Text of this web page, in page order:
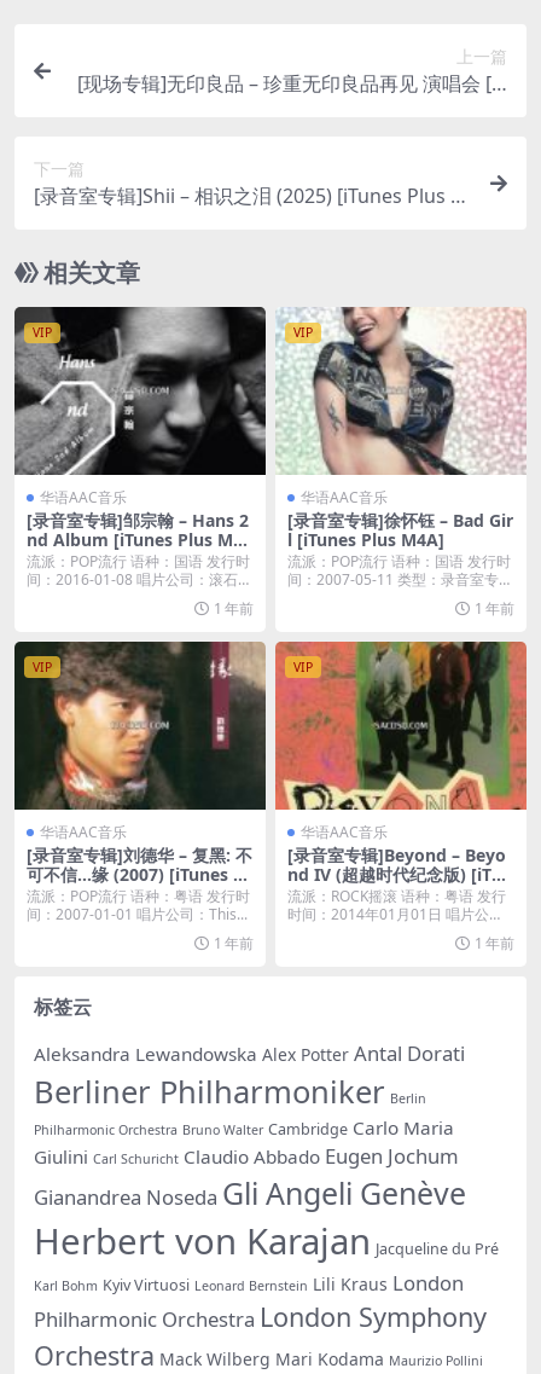
上一篇
[现场专辑]无印良品 – 珍重无印良品再见 演唱会 [iT
下一篇
[录音室专辑]Shii – 相识之泪 (2025) [iTunes Plus M
相关文章
VIP
华语AAC音乐
[录音室专辑]邹宗翰 – Hans 2
nd Album [iTunes Plus M4
A]
流派：POP流行 语种：国语 发行时
间：2016-01-08 唱片公司：滚石唱
1 年前
VIP
华语AAC音乐
[录音室专辑]徐怀钰 – Bad Gir
l [iTunes Plus M4A]
流派：POP流行 语种：国语 发行时
间：2007-05-11 类型：录音室专辑
1 年前
VIP
华语AAC音乐
[录音室专辑]刘德华 – 复黑: 不
可不信…缘 (2007) [iTunes Pl
us M4A]
流派：POP流行 语种：粤语 发行时
间：2007-01-01 唱片公司：This...
1 年前
VIP
华语AAC音乐
[录音室专辑]Beyond – Beyo
nd IV (超越时代纪念版) [iTun
es Plus M4A]
流派：ROCK摇滚 语种：粤语 发行
时间：2014年01月01日 唱片公
1 年前
标签云
Aleksandra Lewandowska Alex Potter Antal Dorati
Berliner Philharmoniker Berlin
Philharmonic Orchestra Bruno Walter Cambridge Carlo Maria
Giulini Carl Schuricht Claudio Abbado Eugen Jochum
Gianandrea Noseda Gli Angeli Genève
Herbert von Karajan Jacqueline du Pré
Karl Bohm Kyiv Virtuosi Leonard Bernstein Lili Kraus London
Philharmonic Orchestra London Symphony
Orchestra Mack Wilberg Mari Kodama Maurizio Pollini